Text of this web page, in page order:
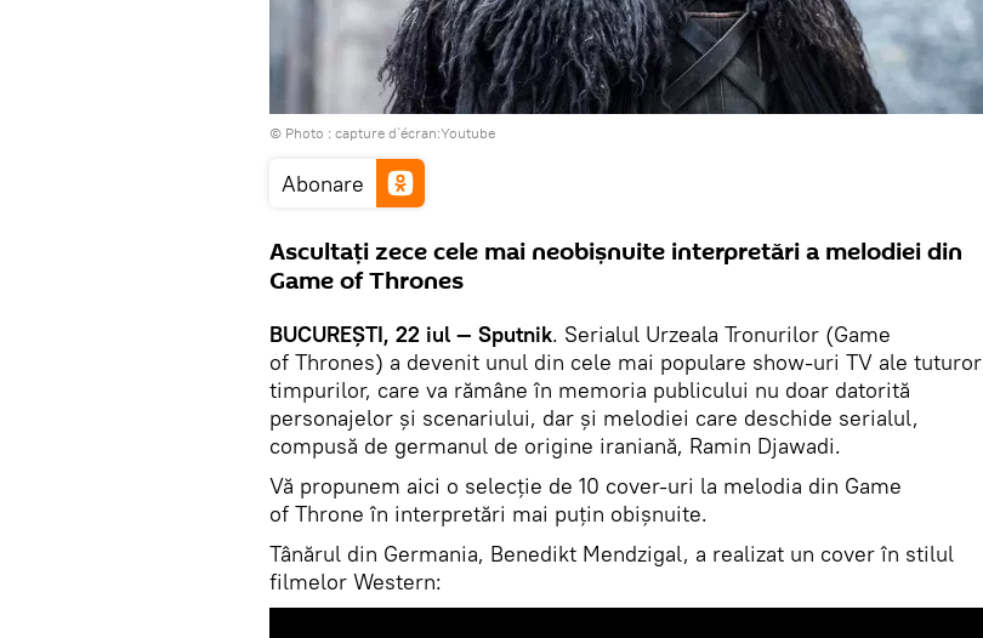
© Photo : capture d`écran:Youtube
Abonare
Ascultați zece cele mai neobișnuite interpretări a melodiei din
Game of Thrones
BUCUREȘTI, 22 iul — Sputnik. Serialul Urzeala Tronurilor (Game
of Thrones) a devenit unul din cele mai populare show-uri TV ale tuturor
timpurilor, care va rămâne în memoria publicului nu doar datorită
personajelor și scenariului, dar și melodiei care deschide serialul,
compusă de germanul de origine iraniană, Ramin Djawadi.
Vă propunem aici o selecție de 10 cover-uri la melodia din Game
of Throne în interpretări mai puțin obișnuite.
Tânărul din Germania, Benedikt Mendzigal, a realizat un cover în stilul
filmelor Western: